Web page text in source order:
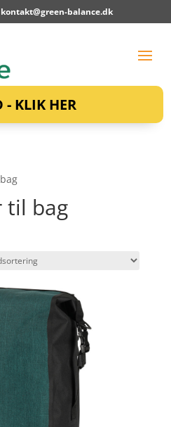
kontakt@green-balance.dk
- KLIK HER
til bag